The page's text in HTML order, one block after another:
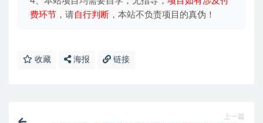
费环节 ，请自行判断 ，本站不负责项目的真伪！
收藏 海报 链接
上一篇